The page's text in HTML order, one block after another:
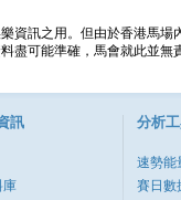
資訊之用。但由於香港馬
盡可能準確，馬會就此並
訊
庫
分析
速勢能
賽日數